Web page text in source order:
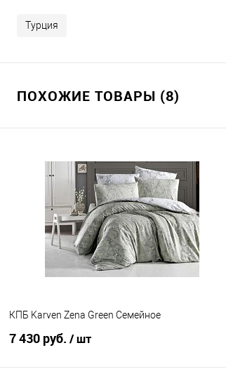
Турция
ПОХОЖИЕ ТОВАРЫ (8)
КПБ Karven Zena Green Семейное
7 430 руб. / шт